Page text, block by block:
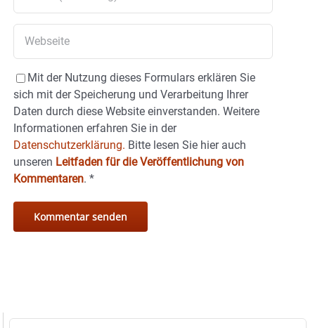
Mit der Nutzung dieses Formulars erklären Sie
sich mit der Speicherung und Verarbeitung Ihrer
Daten durch diese Website einverstanden. Weitere
Informationen erfahren Sie in der
Datenschutzerklärung. Bitte lesen Sie hier auch
unseren Leitfaden für die Veröffentlichung von
Kommentaren. *